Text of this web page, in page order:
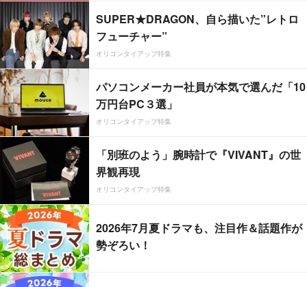
SUPER★DRAGON、自ら描いた”レトロ
フューチャー”
オリコンタイアップ特集
パソコンメーカー社員が本気で選んだ「10
万円台PC３選」
オリコンタイアップ特集
「別班のよう」腕時計で『VIVANT』の世
界観再現
オリコンタイアップ特集
2026年7月夏ドラマも、注目作＆話題作が
勢ぞろい！